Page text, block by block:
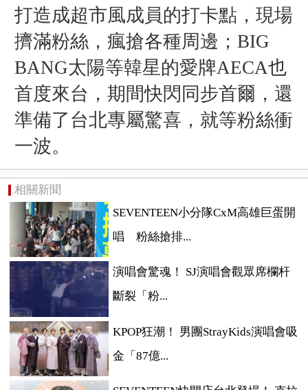
打造成超市風成員的打卡點，現場
擠滿粉絲，瘋搶各種周邊；BIG
BANG太陽等韓星的愛牌AECA也
首度來台，期間快閃同步首爾，還
準備了台北專屬驚喜，就等粉絲衝
一波。
相關新聞
SEVENTEEN小分隊CxM高雄巨蛋開
唱 粉絲搶排...
演唱會驚魂！ SJ演唱會觀眾席欄杆
斷裂「粉...
KPOP狂潮！ 男團StrayKids演唱會吸
金「87億...